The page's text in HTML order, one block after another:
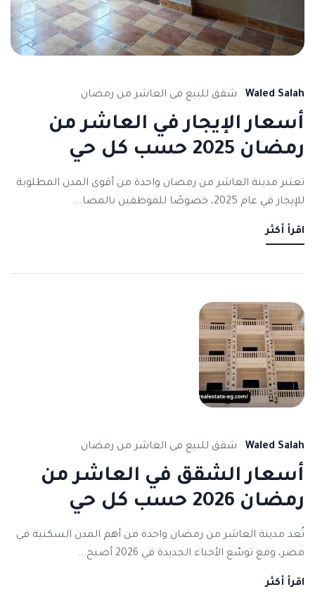
Waled Salah شقق للبيع فى العاشر من رمضان
أسعار الإيجار في العاشر من
رمضان 2025 حسب كل حي
تعتبر مدينة العاشر من رمضان واحدة من أقوى المدن المطلوبة
للإيجار في عام 2025، خصوصًا للموظفين بالمصا...
اقرأ أكثر
Waled Salah شقق للبيع فى العاشر من رمضان
أسعار الشقق في العاشر من
رمضان 2026 حسب كل حي
تُعد مدينة العاشر من رمضان واحدة من أهم المدن السكنية في
مصر، ومع توسّع الأحياء الجديدة في 2026 أصبح...
اقرأ أكثر